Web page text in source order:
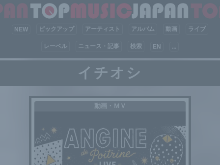
NEW ピックアップ アーティスト アルバム 動画 ライブ
レーベル ニュース・記事 検索 EN ...
イチオシ
動画・ＭＶ